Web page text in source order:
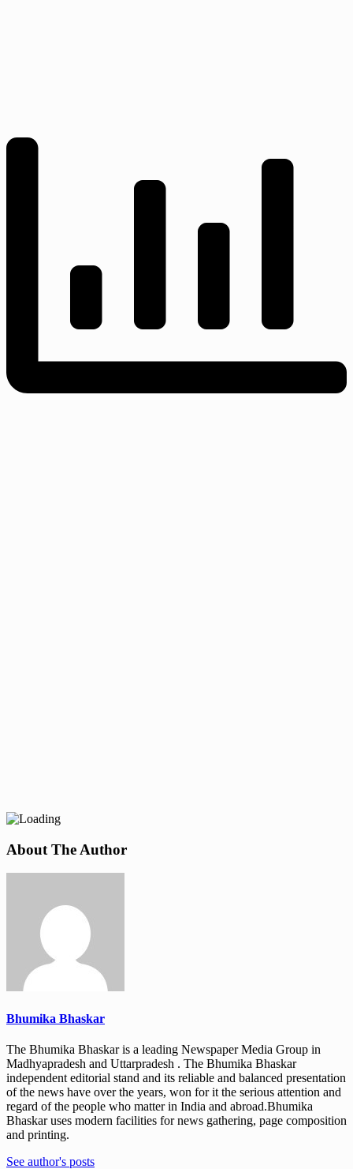
About The Author
Bhumika Bhaskar
The Bhumika Bhaskar is a leading Newspaper Media Group in
Madhyapradesh and Uttarpradesh . The Bhumika Bhaskar
independent editorial stand and its reliable and balanced presentation
of the news have over the years, won for it the serious attention and
regard of the people who matter in India and abroad.Bhumika
Bhaskar uses modern facilities for news gathering, page composition
and printing.
See author's posts